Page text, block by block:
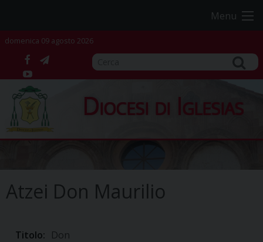
content
Menu
domenica 09 agosto 2026
facebook
telegram
YouTube
Diocesi di Iglesias
Atzei Don Maurilio
Titolo: Don